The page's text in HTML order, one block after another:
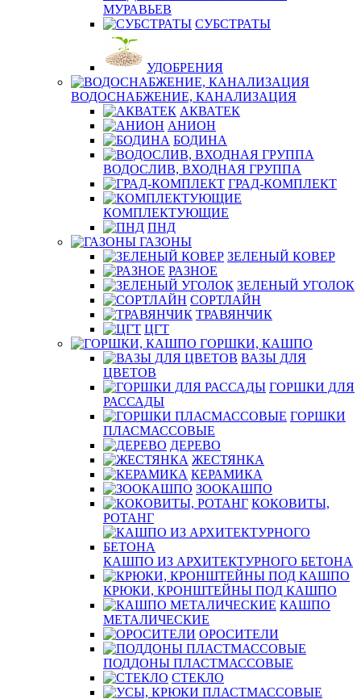
МУРАВЬЕВ
СУБСТРАТЫ
УДОБРЕНИЯ
ВОДОСНАБЖЕНИЕ, КАНАЛИЗАЦИЯ
АКВАТЕК
АНИОН
БОДИНА
ВОДОСЛИВ, ВХОДНАЯ ГРУППА
ГРАД-КОМПЛЕКТ
КОМПЛЕКТУЮЩИЕ
ПНД
ГАЗОНЫ
ЗЕЛЕНЫЙ КОВЕР
РАЗНОЕ
ЗЕЛЕНЫЙ УГОЛОК
СОРТЛАЙН
ТРАВЯНЧИК
ЦГТ
ГОРШКИ, КАШПО
ВАЗЫ ДЛЯ
ЦВЕТОВ
ГОРШКИ ДЛЯ
РАССАДЫ
ГОРШКИ
ПЛАСМАССОВЫЕ
ДЕРЕВО
ЖЕСТЯНКА
КЕРАМИКА
ЗООКАШПО
КОКОВИТЫ,
РОТАНГ
КАШПО ИЗ АРХИТЕКТУРНОГО БЕТОНА
КРЮКИ, КРОНШТЕЙНЫ ПОД КАШПО
КАШПО
МЕТАЛИЧЕСКИЕ
ОРОСИТЕЛИ
ПОДДОНЫ ПЛАСТМАССОВЫЕ
СТЕКЛО